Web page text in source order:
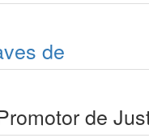
de
de